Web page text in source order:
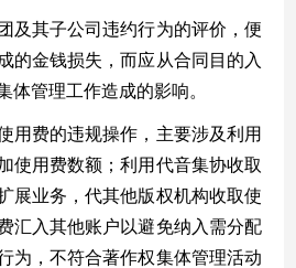
及其子公司违约行为的评价，便
的金钱损失，而应从合同目的入
体管理工作造成的影响。
用费的违规操作，主要涉及利用
使用费数额；利用代音集协收取
展业务，代其他版权机构收取使
汇入其他账户以避免纳入需分配
为，不符合著作权集体管理活动